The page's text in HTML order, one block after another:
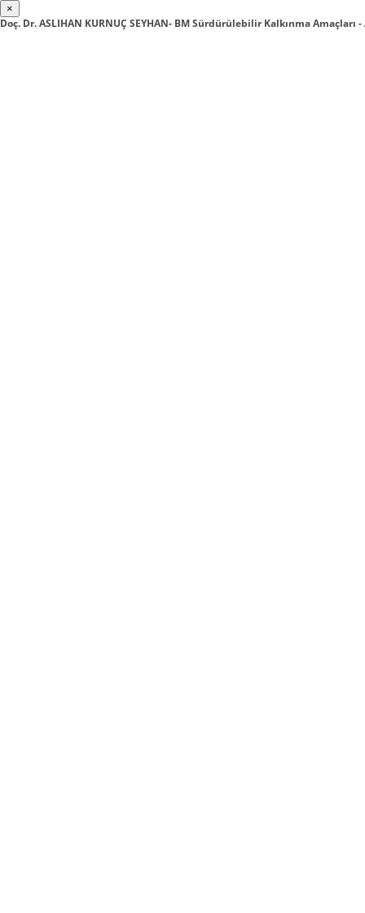
×
Doç. Dr. ASLIHAN KURNUÇ SEYHAN- BM Sürdürülebilir Kalkınma Amaçları -